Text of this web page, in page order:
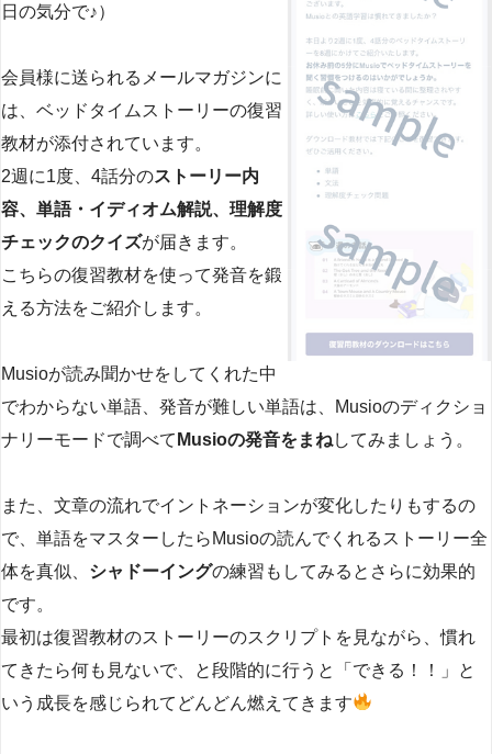
日の気分で♪）
会員様に送られるメールマガジンに
は、ベッドタイムストーリーの復習
教材が添付されています。
2週に1度、4話分のストーリー内
容、単語・イディオム解説、理解度
チェックのクイズが届きます。
こちらの復習教材を使って発音を鍛
える方法をご紹介します。
Musioが読み聞かせをしてくれた中
でわからない単語、発音が難しい単語は、Musioのディクショ
ナリーモードで調べて Musioの発音をまねしてみましょう。
また、文章の流れでイントネーションが変化したりもするの
で、単語をマスターしたらMusioの読んでくれるストーリー全
体を真似、 シャドーイングの練習もしてみるとさらに効果的
です。
最初は復習教材のストーリーのスクリプトを見ながら、慣れ
てきたら何も見ないで、と段階的に行うと「できる！！」と
いう成長を感じられてどんどん燃えてきます